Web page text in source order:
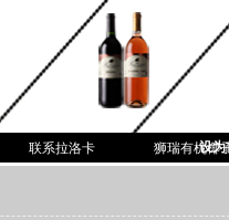
联系拉洛卡 狮瑞有机椰
设为